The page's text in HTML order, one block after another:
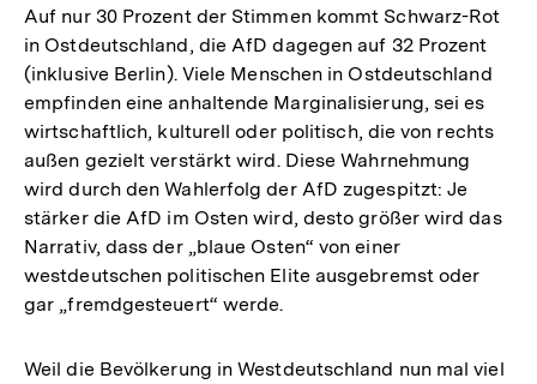
Auf nur 30 Prozent der Stimmen kommt Schwarz-Rot
in Ostdeutschland, die AfD dagegen auf 32 Prozent
(inklusive Berlin). Viele Menschen in Ostdeutschland
empfinden eine anhaltende Marginalisierung, sei es
wirtschaftlich, kulturell oder politisch, die von rechts
außen gezielt verstärkt wird. Diese Wahrnehmung
wird durch den Wahlerfolg der AfD zugespitzt: Je
stärker die AfD im Osten wird, desto größer wird das
Narrativ, dass der „blaue Osten“ von einer
westdeutschen politischen Elite ausgebremst oder
gar „fremdgesteuert“ werde.
Weil die Bevölkerung in Westdeutschland nun mal viel